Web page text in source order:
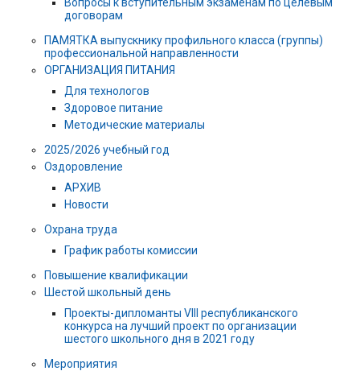
договорам
ПАМЯТКА выпускнику профильного класса (группы)
профессиональной направленности
ОРГАНИЗАЦИЯ ПИТАНИЯ
Для технологов
Здоровое питание
Методические материалы
2025/2026 учебный год
Оздоровление
АРХИВ
Новости
Охрана труда
График работы комиссии
Повышение квалификации
Шестой школьный день
Проекты-дипломанты VIII республиканского
конкурса на лучший проект по организации
шестого школьного дня в 2021 году
Мероприятия